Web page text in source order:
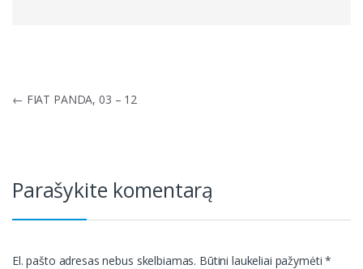
Navigacija
← FIAT PANDA, 03 – 12
Parašykite komentarą
El. pašto adresas nebus skelbiamas. Būtini laukeliai pažymėti*